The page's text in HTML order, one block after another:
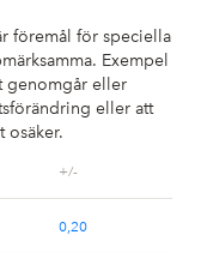
1,50
0,0650
1,01
föremål för speciella
Exempel
genomgår eller
eller att
osäker.
+/-
0,20